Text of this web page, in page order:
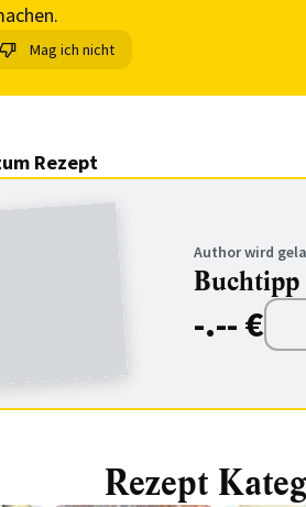
Mag ich nicht
Rezept
Author wird
Buchtipp
-.-- €
Rezept